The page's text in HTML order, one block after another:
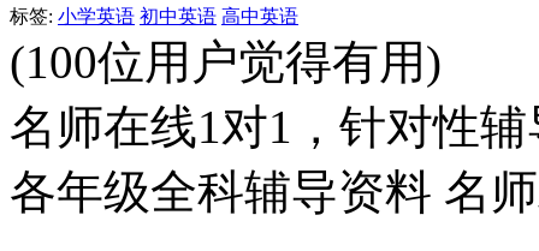
标签: 小学英语 初中英语 高中英语
(100位用户觉得有用)
名师在线1对1，针对性
各年级全科辅导资料 名